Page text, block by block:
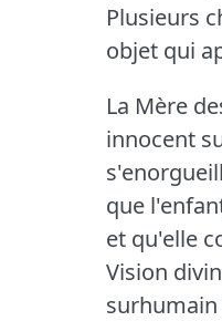
Plusieurs
objet qui
La Mère
innocent
que
et qu'elle
Vision
surhumain